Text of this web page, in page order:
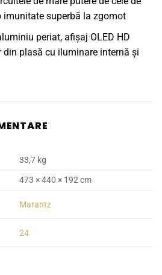
imunitate superbă la zgomot
periat, afișaj OLED HD
din plasă cu iluminare internă și
33,7 kg
473 × 440 × 192 cm
Marantz
24